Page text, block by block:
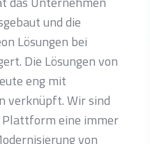
und die
Lösungen bei
Die Lösungen von
eng mit
verknüpft. Wir sind
Plattform eine immer
von